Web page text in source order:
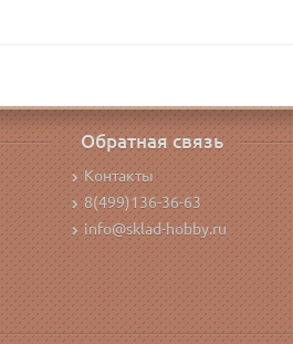
Обратная связь
Контакты
8(499)136-36-63
info@sklad-hobby.ru